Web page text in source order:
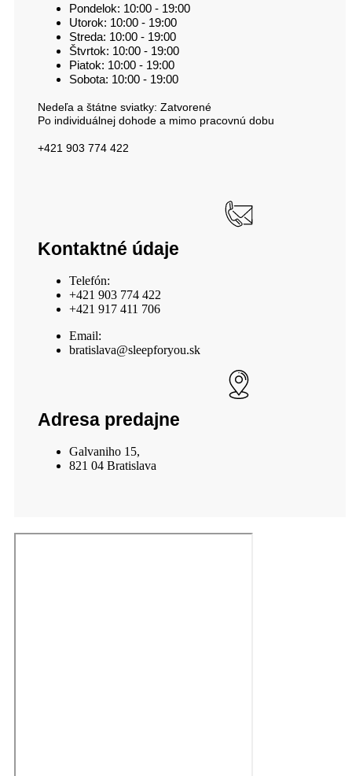
Pondelok: 10:00 - 19:00
Utorok: 10:00 - 19:00
Streda: 10:00 - 19:00
Štvrtok: 10:00 - 19:00
Piatok: 10:00 - 19:00
Sobota: 10:00 - 19:00
Nedeľa a štátne sviatky: Zatvorené
Po individuálnej dohode a mimo pracovnú dobu
+421 903 774 422
Kontaktné údaje
Telefón:
+421 903 774 422
+421 917 411 706
Email:
bratislava@sleepforyou.sk
Adresa predajne
Galvaniho 15,
821 04 Bratislava